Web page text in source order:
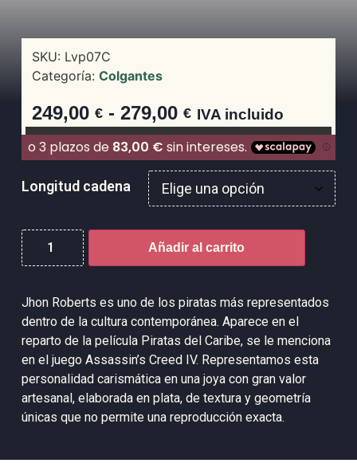
SKU: Lvp07C
Categoría: Colgantes
249,00 € - 279,00 € IVA incluido
Longitud cadena
Añadir al carrito
Jhon Roberts es uno de los piratas más representados
dentro de la cultura contemporánea. Aparece en el
reparto de la película Piratas del Caribe, se le menciona
en el juego Assassin’s Creed IV. Representamos esta
personalidad carismática en una joya con gran valor
artesanal, elaborada en plata, de textura y geometría
únicas que no permite una reproducción exacta.